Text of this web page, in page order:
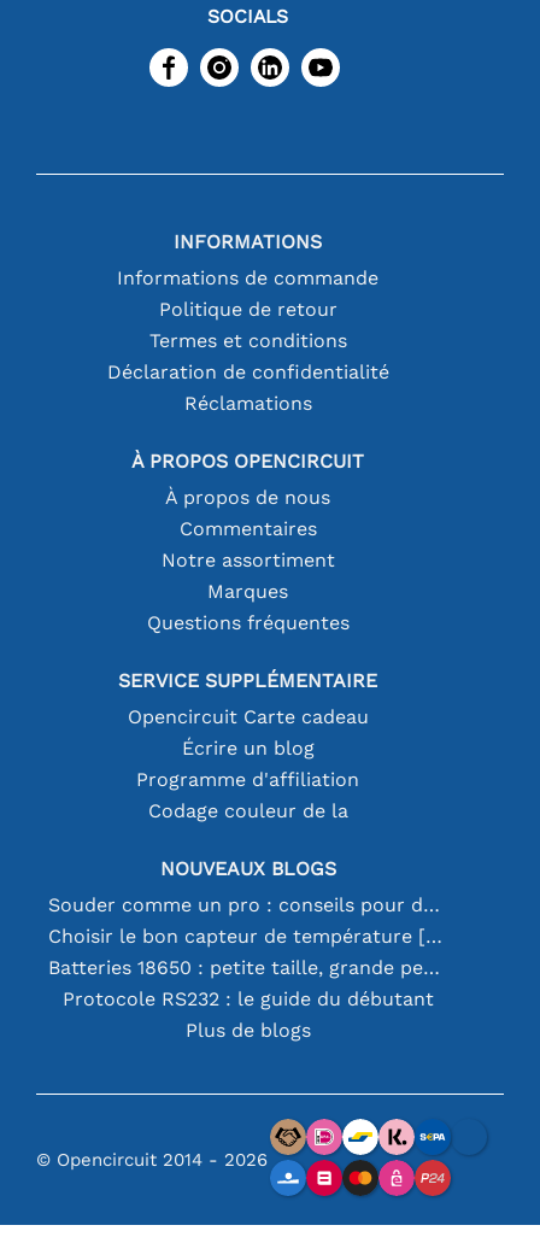
SOCIALS
INFORMATIONS
Informations de commande
Politique de retour
Termes et conditions
Déclaration de confidentialité
Réclamations
À PROPOS OPENCIRCUIT
À propos de nous
Commentaires
Notre assortiment
Marques
Questions fréquentes
SERVICE SUPPLÉMENTAIRE
Opencircuit Carte cadeau
Écrire un blog
Programme d'affiliation
Codage couleur de la
NOUVEAUX BLOGS
Souder comme un pro : conseils pour des connexions électroniques parfaites
Choisir le bon capteur de température [youtube]
Batteries 18650 : petite taille, grande performance
Protocole RS232 : le guide du débutant
Plus de blogs
© Opencircuit 2014 - 2026